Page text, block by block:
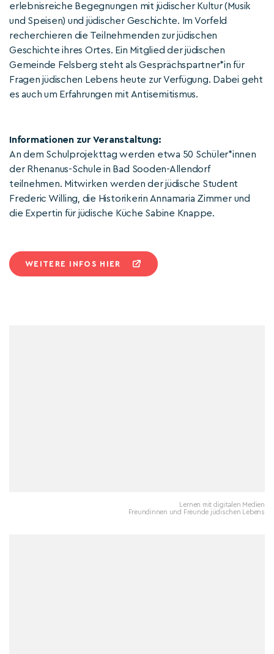
erlebnisreiche Begegnungen mit jüdischer Kultur (Musik
und Speisen) und jüdischer Geschichte. Im Vorfeld
recherchieren die Teilnehmenden zur jüdischen
Geschichte ihres Ortes. Ein Mitglied der jüdischen
Gemeinde Felsberg steht als Gesprächspartner*in für
Fragen jüdischen Lebens heute zur Verfügung. Dabei geht
es auch um Erfahrungen mit Antisemitismus.
Informationen zur Veranstaltung:
An dem Schulprojekttag werden etwa 50 Schüler*innen
der Rhenanus-Schule in Bad Sooden-Allendorf
teilnehmen. Mitwirken werden der jüdische Student
Frederic Willing, die Historikerin Annamaria Zimmer und
die Expertin für jüdische Küche Sabine Knappe.
WEITERE INFOS HIER
Lernen mit digitalen Medien
Freundinnen und Freunde jüdischen Lebens